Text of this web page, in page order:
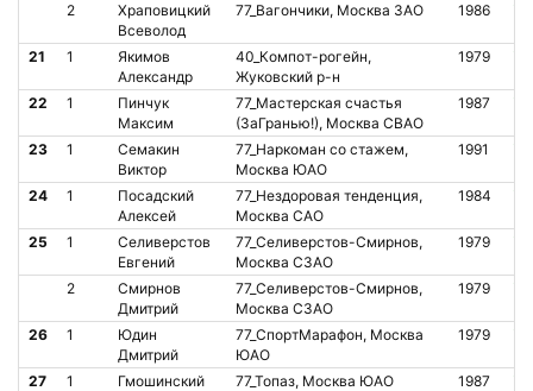
2
Храповицкий
Всеволод
77_Вагончики, Москва ЗАО 1986
21 1
Якимов
Александр
40_Компот-рогейн,
Жуковский р-н
1979
22 1
Пинчук
Максим
77_Мастерская счастья
(ЗаГранью!), Москва СВАО
1987
23 1
Семакин
Виктор
77_Наркоман со стажем,
Москва ЮАО
1991
24 1
Посадский
Алексей
77_Нездоровая тенденция,
Москва САО
1984
25 1
Селиверстов
Евгений
77_Селиверстов-Смирнов,
Москва СЗАО
1979
2
Смирнов
Дмитрий
77_Селиверстов-Смирнов,
Москва СЗАО
1979
26 1
Юдин
Дмитрий
77_СпортМарафон, Москва
ЮАО
1979
27 1
Гмошинский
77_Топаз, Москва ЮАО 1987